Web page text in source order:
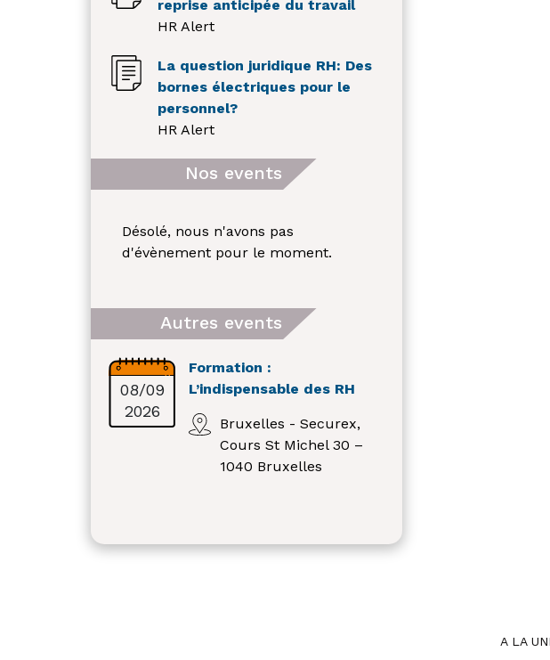
reprise anticipée du travail
HR Alert
La question juridique RH: Des
bornes électriques pour le
personnel?
HR Alert
Nos events
Désolé, nous n'avons pas
d'évènement pour le moment.
Autres events
08/09
2026
Formation :
L’indispensable des RH
Bruxelles - Securex,
Cours St Michel 30 –
1040 Bruxelles
A LA